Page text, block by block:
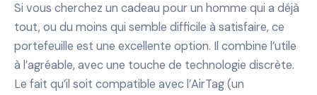
Si vous cherchez un cadeau pour un homme qui a déjà
tout, ou du moins qui semble difficile à satisfaire, ce
portefeuille est une excellente option. Il combine l’utile
à l’agréable, avec une touche de technologie discrète.
Le fait qu’il soit compatible avec l’AirTag (un